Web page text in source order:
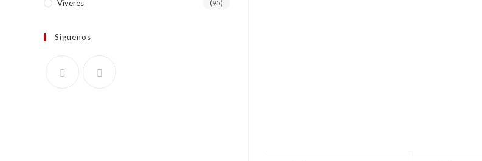
Víveres (95)
Siguenos